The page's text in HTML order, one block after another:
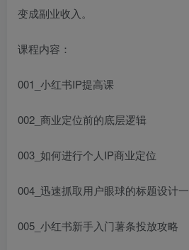
变成副业收入。
课程内容：
001_小红书IP提高课
002_商业定位前的底层逻辑
003_如何进行个人IP商业定位
004_迅速抓取用户眼球的标题设计一
005_小红书新手入门薯条投放攻略